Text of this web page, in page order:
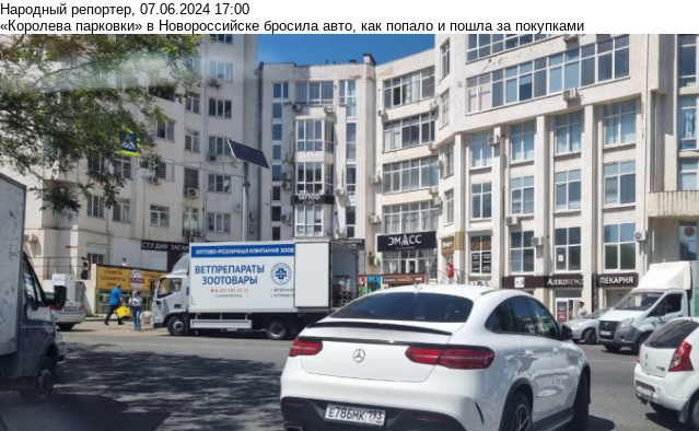
Народный репортер, 07.06.2024 17:00
«Королева парковки» в Новороссийске бросила авто, как попало и пошла за покупками